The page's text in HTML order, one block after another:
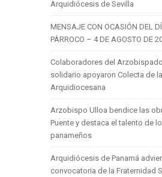
Arquidiócesis de Sevilla
MENSAJE CON OCASIÓN DEL
PÁRROCO – 4 DE AGOSTO DE
Colaboradores del
solidario apoyaron Colecta de
Arquidiocesana
Arzobispo Ulloa bendice las
Puente y destaca el talento de
panameños
Arquidiócesis de Panamá
convocatoria de la Fraternidad